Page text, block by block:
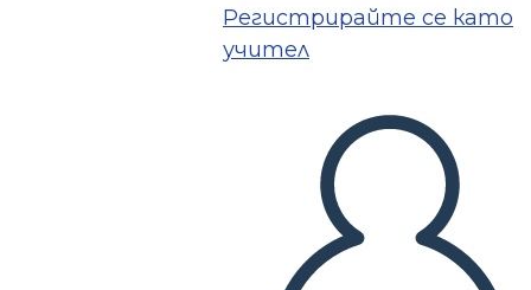
Регистрирайте се като
учител